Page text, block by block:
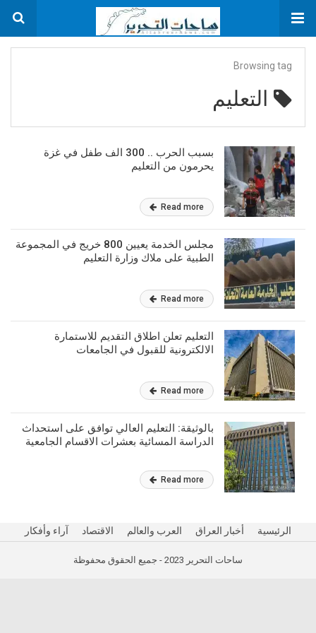
Browsing tag
التعليم
بسبب الحرب .. 300 الف طفل في غزة
يحرمون من التعليم
Read more
مجلس الخدمة يعيين 800 خريج في المجموعة
الطبية على ملاك وزارة التعليم
Read more
التعليم تعلن اطلاق التقديم للاستمارة
الالكترونية للقبول في الجامعات
Read more
بالوثيقة: التعليم العالي توافق على استحداث
الدراسة المسائية بعشرات الاقسام الجامعية
Read more
الرئيسية أخبار العراق العرب والعالم الاقتصاد آراء وأفكار
ساحات التحرير 2023 - جميع الحقوق محفوظة